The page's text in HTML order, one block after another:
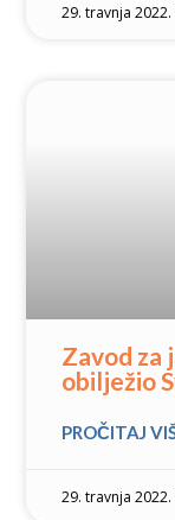
29. travnja 2022.
Zavod za
obilježio
PROČITAJ
29. travnja 2022.